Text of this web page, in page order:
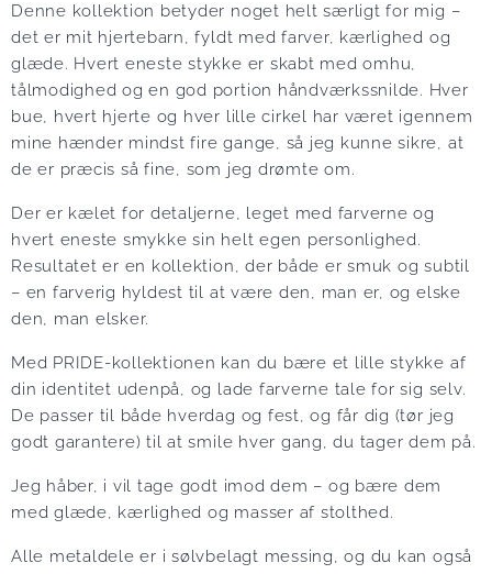
Denne kollektion betyder noget helt særligt for mig –
det er mit hjertebarn, fyldt med farver, kærlighed og
glæde. Hvert eneste stykke er skabt med omhu,
tålmodighed og en god portion håndværkssnilde. Hver
bue, hvert hjerte og hver lille cirkel har været igennem
mine hænder mindst fire gange, så jeg kunne sikre, at
de er præcis så fine, som jeg drømte om.
Der er kælet for detaljerne, leget med farverne og
hvert eneste smykke sin helt egen personlighed.
Resultatet er en kollektion, der både er smuk og subtil
– en farverig hyldest til at være den, man er, og elske
den, man elsker.
Med PRIDE-kollektionen kan du bære et lille stykke af
din identitet udenpå, og lade farverne tale for sig selv.
De passer til både hverdag og fest, og får dig (tør jeg
godt garantere) til at smile hver gang, du tager dem på.
Jeg håber, i vil tage godt imod dem – og bære dem
med glæde, kærlighed og masser af stolthed.
Alle metaldele er i sølvbelagt messing, og du kan også